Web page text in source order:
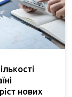
нових